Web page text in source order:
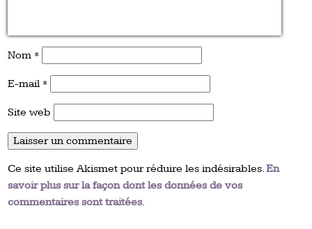
Nom *
E-mail *
Site web
Ce site utilise Akismet pour réduire les indésirables.En
savoir plus sur la façon dont les données de vos
commentaires sont traitées.